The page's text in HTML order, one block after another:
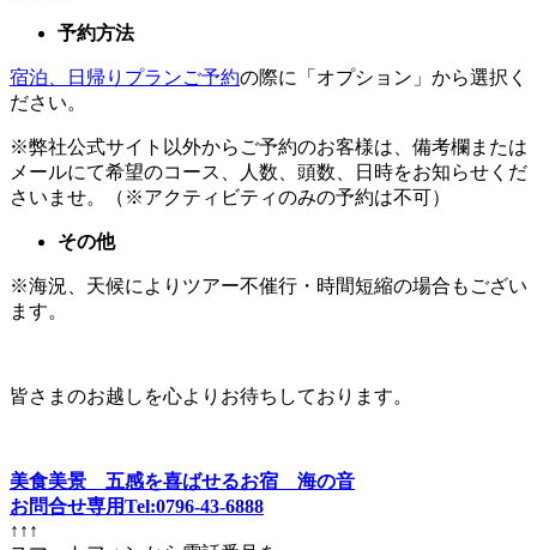
予約方法
宿泊、日帰りプランご予約の際に「オプション」から選択く
ださい。
※弊社公式サイト以外からご予約のお客様は、備考欄または
メールにて希望のコース、人数、頭数、日時をお知らせくだ
さいませ。（※アクティビティのみの予約は不可）
その他
※海況、天候によりツアー不催行・時間短縮の場合もござい
ます。
皆さまのお越しを心よりお待ちしております。
美食美景 五感を喜ばせるお宿 海の音
お問合せ専用Tel:0796-43-6888
↑↑↑